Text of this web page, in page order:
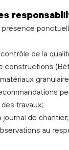
présence
de la
constructions
travaux;
journal de chantier;
au